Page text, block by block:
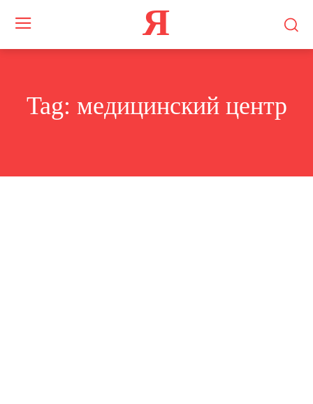
Я
Tag: медицинский центр